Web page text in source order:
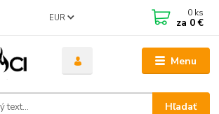
Menu
EUR
Hľadať
0 ks
za 0 €